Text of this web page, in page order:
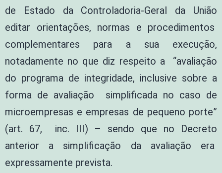
de Estado da Controladoria-Geral da União
editar orientações, normas e procedimentos
complementares para a sua execução,
notadamente no que diz respeito a “avaliação
do programa de integridade, inclusive sobre a
forma de avaliação simplificada no caso de
microempresas e empresas de pequeno porte”
(art. 67, inc. III) – sendo que no Decreto
anterior a simplificação da avaliação era
expressamente prevista.